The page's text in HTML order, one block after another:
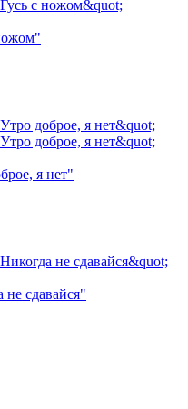
я нет"
сдавайся"